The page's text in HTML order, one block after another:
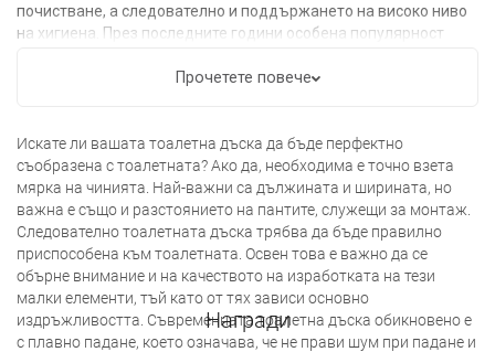
почистване, а следователно и поддържането на високо ниво
на хигиена. През последните години особена популярност
система, която гарантира равномерно движение и
Искате ли вашата тоалетна дъска да бъде перфектно
съобразена с тоалетната? Ако да, необходима е точно взета
мярка на чинията. Най-важни са дължината и ширината, но
важна е също и разстоянието на пантите, служещи за монтаж.
Следователно тоалетната дъска трябва да бъде правилно
приспособена към тоалетната. Освен това е важно да се
обърне внимание и на качеството на изработката на тези
малки елементи, тъй като от тях зависи основно
издръжливостта. Съвременната тоалетна дъска обикновено е
с плавно падане, което означава, че не прави шум при падане и
Прочетете повече
Награди